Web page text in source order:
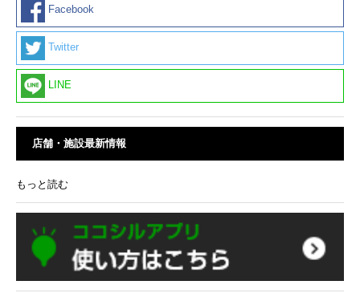
Facebook
Twitter
LINE
店舗・施設最新情報
もっと読む